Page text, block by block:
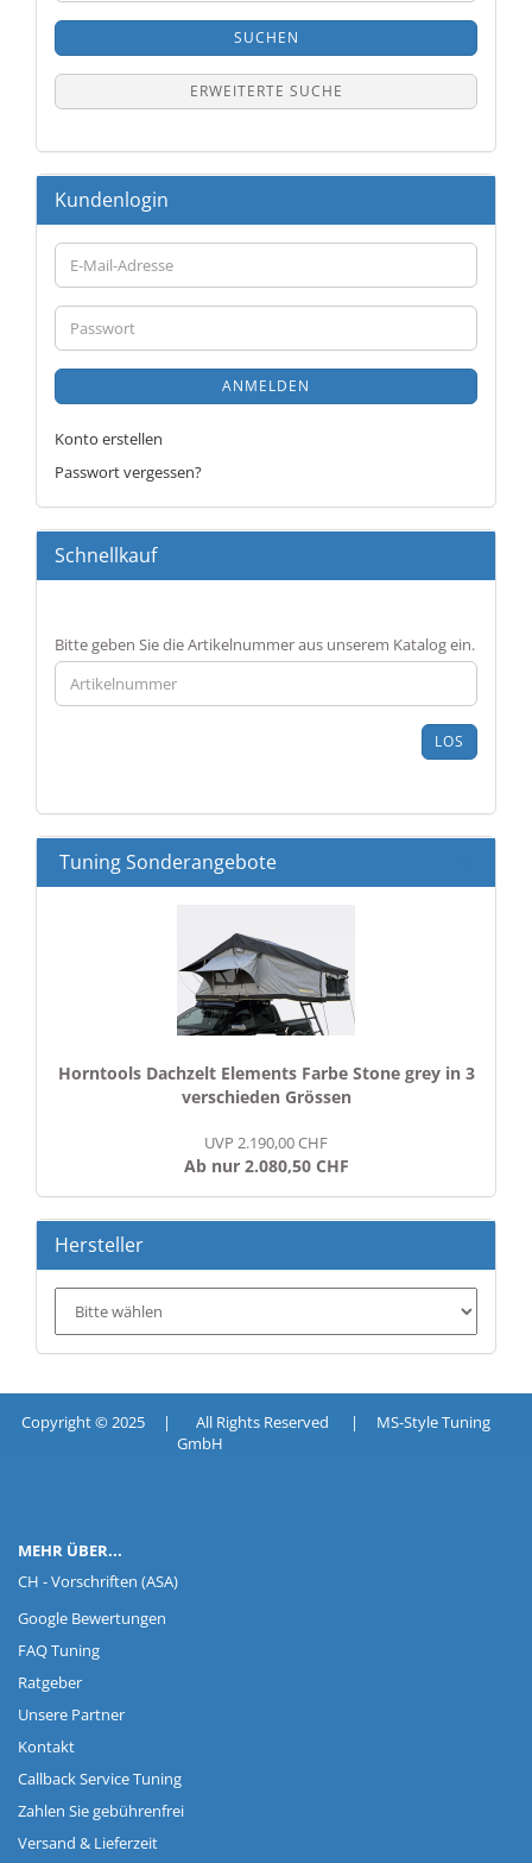
SUCHEN
ERWEITERTE SUCHE
Kundenlogin
E-
Mail-
Adresse
Passwort
ANMELDEN
Konto erstellen
Passwort vergessen?
Schnellkauf
BITTE
GEBEN
SIE
DIE
EIN.
Bitte geben Sie die Artikelnummer aus unserem Katalog ein.
LOS
Tuning Sonderangebote
Horntools Dachzelt Elements Farbe Stone grey in 3
verschieden Grössen
UVP 2.190,00 CHF
Ab nur 2.080,50 CHF
Hersteller
Copyright © 2025 | All Rights Reserved | MS-Style Tuning
GmbH
MEHR ÜBER...
CH - Vorschriften (ASA)
Google Bewertungen
FAQ Tuning
Ratgeber
Unsere Partner
Kontakt
Callback Service Tuning
Zahlen Sie gebührenfrei
Versand & Lieferzeit